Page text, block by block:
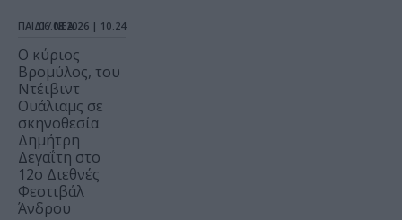
ΠΑΙΔΙ / ΝΕΑ
06.08.2026 | 10.24
O κύριος
Βρομύλος, του
Ντέιβιντ
Ουάλιαμς σε
σκηνοθεσία
Δημήτρη
Δεγαΐτη στο
12ο Διεθνές
Φεστιβάλ
Άνδρου